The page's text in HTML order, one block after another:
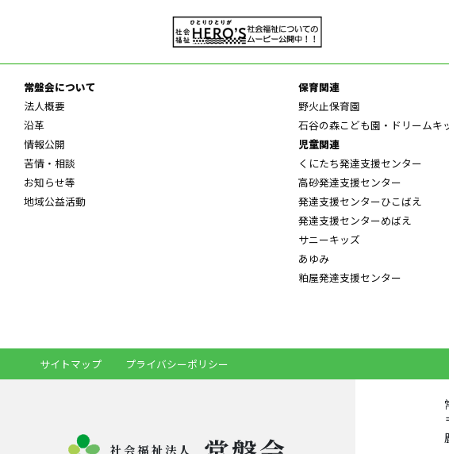
常盤会について
法人概要
沿革
情報公開
苦情・相談
お知らせ等
地域公益活動
保育関連
野火止保育園
石谷の森こども園・ドリームキ
児童関連
くにたち発達支援センター
高砂発達支援センター
発達支援センターひこばえ
発達支援センターめばえ
サニーキッズ
あゆみ
粕屋発達支援センター
サイトマップ プライバシーポリシー
社会福祉法人